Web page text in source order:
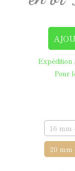
Expédition
Pour
16 mm
20 mm